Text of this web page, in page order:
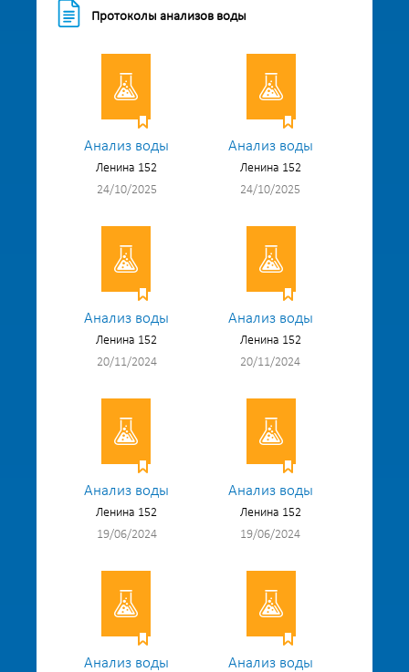
Протоколы анализов воды
Анализ воды
Ленина 152
24/10/2025
Анализ воды
Ленина 152
24/10/2025
Анализ воды
Ленина 152
20/11/2024
Анализ воды
Ленина 152
20/11/2024
Анализ воды
Ленина 152
19/06/2024
Анализ воды
Ленина 152
19/06/2024
Анализ воды Анализ воды